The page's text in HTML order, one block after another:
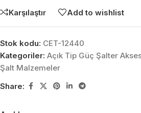
Karşılaştır Add to wishlist
Stok kodu: CET-12440
Kategoriler: Açık Tip Güç Şalter
Şalt Malzemeler
Share: